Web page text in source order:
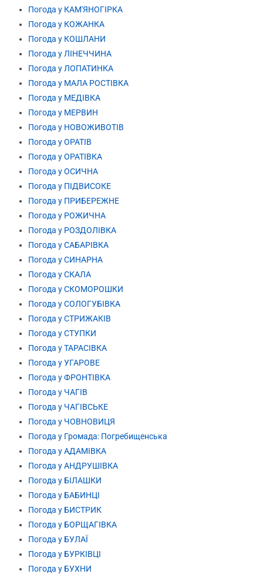
Погода у КАМ'ЯНОГІРКА
Погода у КОЖАНКА
Погода у КОШЛАНИ
Погода у ЛІНЕЧЧИНА
Погода у ЛОПАТИНКА
Погода у МАЛА РОСТІВКА
Погода у МЕДІВКА
Погода у МЕРВИН
Погода у НОВОЖИВОТІВ
Погода у ОРАТІВ
Погода у ОРАТІВКА
Погода у ОСИЧНА
Погода у ПІДВИСОКЕ
Погода у ПРИБЕРЕЖНЕ
Погода у РОЖИЧНА
Погода у РОЗДОЛІВКА
Погода у САБАРІВКА
Погода у СИНАРНА
Погода у СКАЛА
Погода у СКОМОРОШКИ
Погода у СОЛОГУБІВКА
Погода у СТРИЖАКІВ
Погода у СТУПКИ
Погода у ТАРАСІВКА
Погода у УГАРОВЕ
Погода у ФРОНТІВКА
Погода у ЧАГІВ
Погода у ЧАГІВСЬКЕ
Погода у ЧОВНОВИЦЯ
Погода у Громада: Погребищенська
Погода у АДАМІВКА
Погода у АНДРУШІВКА
Погода у БІЛАШКИ
Погода у БАБИНЦІ
Погода у БИСТРИК
Погода у БОРЩАГІВКА
Погода у БУЛАЇ
Погода у БУРКІВЦІ
Погода у БУХНИ